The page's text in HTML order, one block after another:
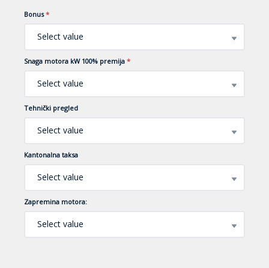
Bonus *
Select value
Snaga motora kW 100% premija *
Select value
Tehnički pregled
Select value
Kantonalna taksa
Select value
Zapremina motora:
Select value